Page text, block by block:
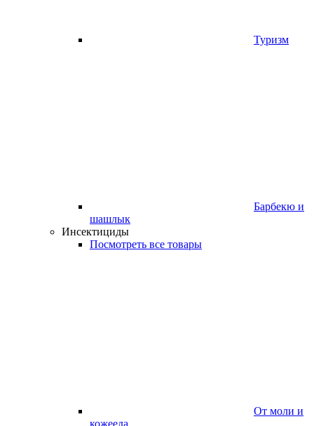
Туризм
Барбекю и
шашлык
Инсектициды
Посмотреть все товары
От моли и
кожееда